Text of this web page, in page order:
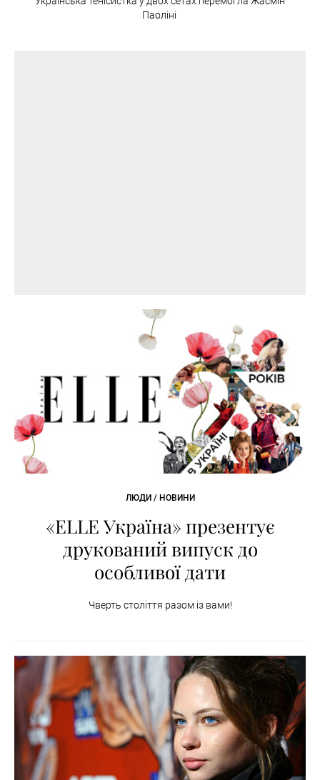
Паоліні
ЛЮДИ / НОВИНИ
«ELLE Україна» презентує
друкований випуск до
особливої дати
Чверть століття разом із вами!